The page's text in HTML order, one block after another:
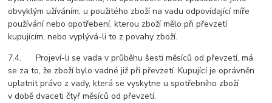
obvyklým užíváním, u použitého zboží na vadu odpovídající míře
používání nebo opotřebení, kterou zboží mělo při převzetí
kupujícím, nebo vyplývá-li to z povahy zboží.
7.4. Projeví-li se vada v průběhu šesti měsíců od převzetí, má
se za to, že zboží bylo vadné již při převzetí. Kupující je oprávněn
uplatnit právo z vady, která se vyskytne u spotřebního zboží
v době dvaceti čtyř měsíců od převzetí.